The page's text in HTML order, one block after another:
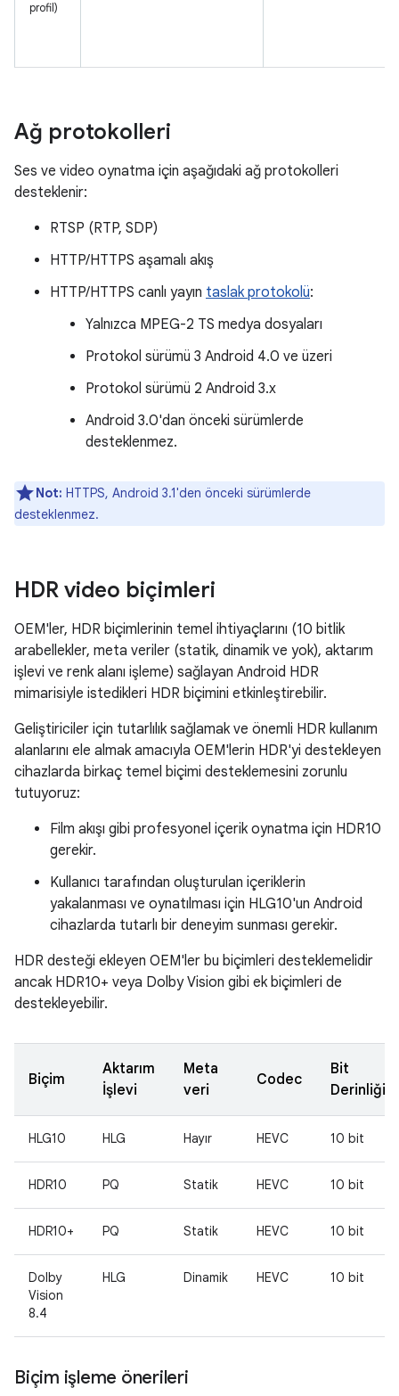
profil)
Ağ protokolleri
Ses ve video oynatma için aşağıdaki ağ protokolleri
desteklenir:
RTSP (RTP, SDP)
HTTP/HTTPS aşamalı akış
HTTP/HTTPS canlı yayın taslak protokolü:
Yalnızca MPEG-2 TS medya dosyaları
Protokol sürümü 3 Android 4.0 ve üzeri
Protokol sürümü 2 Android 3.x
Android 3.0'dan önceki sürümlerde
desteklenmez.
Not: HTTPS, Android 3.1'den önceki sürümlerde
desteklenmez.
HDR video biçimleri
OEM'ler, HDR biçimlerinin temel ihtiyaçlarını (10 bitlik
arabellekler, meta veriler (statik, dinamik ve yok), aktarım
işlevi ve renk alanı işleme) sağlayan Android HDR
mimarisiyle istedikleri HDR biçimini etkinleştirebilir.
Geliştiriciler için tutarlılık sağlamak ve önemli HDR kullanım
alanlarını ele almak amacıyla OEM'lerin HDR'yi destekleyen
cihazlarda birkaç temel biçimi desteklemesini zorunlu
tutuyoruz:
Film akışı gibi profesyonel içerik oynatma için HDR10
gerekir.
Kullanıcı tarafından oluşturulan içeriklerin
yakalanması ve oynatılması için HLG10'un Android
cihazlarda tutarlı bir deneyim sunması gerekir.
HDR desteği ekleyen OEM'ler bu biçimleri desteklemelidir
ancak HDR10+ veya Dolby Vision gibi ek biçimleri de
destekleyebilir.
Biçim
Aktarım
İşlevi
Meta
veri
Codec
Bit
Derinliği
HLG10 HLG Hayır HEVC 10 bit
HDR10 PQ Statik HEVC 10 bit
HDR10+ PQ Statik HEVC 10 bit
Dolby
Vision
8.4
HLG Dinamik HEVC 10 bit
Biçim işleme önerileri